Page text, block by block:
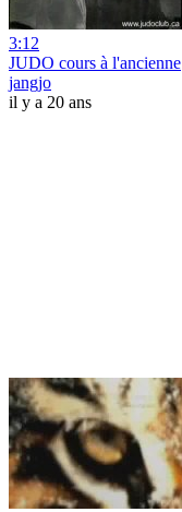
3:12
JUDO cours à l'ancienne
jangjo
il y a 20 ans